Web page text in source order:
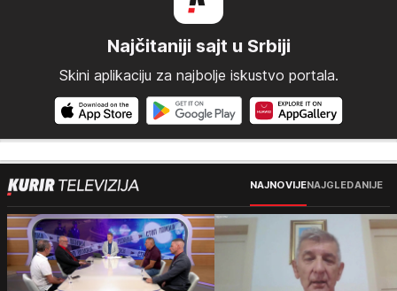
Najčitaniji sajt u Srbiji
Skini aplikaciju za najbolje iskustvo portala.
NAJNOVIJENAJGLEDANIJE